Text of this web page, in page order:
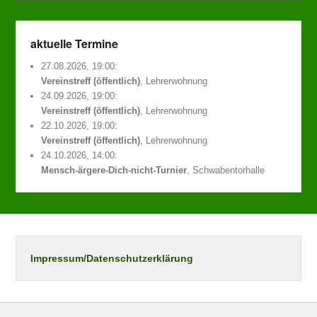
aktuelle Termine
27.08.2026, 19:00:
Vereinstreff (öffentlich) , Lehrerwohnung
24.09.2026, 19:00:
Vereinstreff (öffentlich) , Lehrerwohnung
22.10.2026, 19:00:
Vereinstreff (öffentlich) , Lehrerwohnung
24.10.2026, 14:00:
Mensch-ärgere-Dich-nicht-Turnier , Schwabentorhalle
Impressum/Datenschutzerklärung